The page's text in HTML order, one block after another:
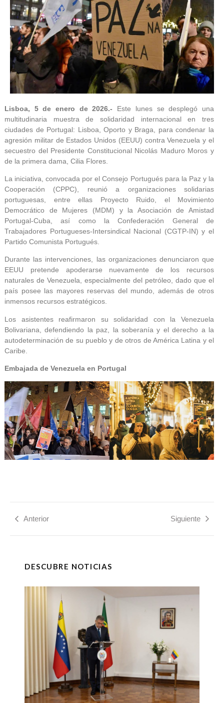
Lisboa, 5 de enero de 2026.- Este lunes se desplegó una
multitudinaria muestra de solidaridad internacional en tres
ciudades de Portugal: Lisboa, Oporto y Braga, para condenar la
agresión militar de Estados Unidos (EEUU) contra Venezuela y el
secuestro del Presidente Constitucional Nicolás Maduro Moros y
de la primera dama, Cilia Flores.
La iniciativa, convocada por el Consejo Portugués para la Paz y la
Cooperación (CPPC), reunió a organizaciones solidarias
portuguesas, entre ellas Proyecto Ruido, el Movimiento
Democrático de Mujeres (MDM) y la Asociación de Amistad
Portugal-Cuba, así como la Confederación General de
Trabajadores Portugueses-Intersindical Nacional (CGTP-IN) y el
Partido Comunista Portugués.
Durante las intervenciones, las organizaciones denunciaron que
EEUU pretende apoderarse nuevamente de los recursos
naturales de Venezuela, especialmente del petróleo, dado que el
país posee las mayores reservas del mundo, además de otros
inmensos recursos estratégicos.
Los asistentes reafirmaron su solidaridad con la Venezuela
Bolivariana, defendiendo la paz, la soberanía y el derecho a la
autodeterminación de su pueblo y de otros de América Latina y el
Caribe.
Embajada de Venezuela en Portugal
Anterior Siguiente
DESCUBRE NOTICIAS